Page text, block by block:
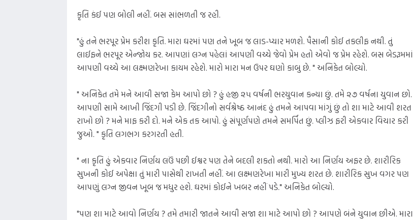
કૃતિ કંઈ પણ બોલી નહીં. બસ સાંભળતી જ રહી.
"હું તને ભરપૂર પ્રેમ કરીશ કૃતિ. મારા ઘરમાં પણ તને ખૂબ જ લાડ-પ્યાર મળશે. પૈસાની કોઈ તકલીફ નથી. તું
લાઈફને ભરપૂર એન્જોય કર. આપણાં લગ્ન પહેલાં આપણી વચ્ચે જેવો પ્રેમ હતો એવો જ પ્રેમ રહેશે. બસ બેડરૂમમાં
આપણી વચ્ચે આ લક્ષ્મણરેખા કાયમ રહેશે. મારો મારા મન ઉપર ઘણો કાબુ છે. " અનિકેત બોલ્યો.
" અનિકેત તમે મને આવી સજા કેમ આપો છો ? હું હજી ૨૫ વર્ષની ભરયુવાન કન્યા છું. તમે ૨૭ વર્ષના યુવાન છો.
આપણી સામે આખી જિંદગી પડી છે. જિંદગીનો સર્વશ્રેષ્ઠ આનંદ હું તમને આપવા માંગું છું તો શા માટે આવી શરત
રાખો છો ? મને માફ કરી દો. મને એક તક આપો. હું સંપૂર્ણપણે તમને સમર્પિત છું. પ્લીઝ ફરી એકવાર વિચાર કરી
જુઓ. " કૃતિ લગભગ કરગરતી હતી.
" ના કૃતિ હું એકવાર નિર્ણય લઉં પછી ઈશ્વર પણ તેને બદલી શકતો નથી. મારો આ નિર્ણય અફર છે. શારીરિક
સુખની કોઈ અપેક્ષા તું મારી પાસેથી રાખતી નહીં. આ લક્ષ્મણરેખા મારી મુખ્ય શરત છે. શારીરિક સુખ વગર પણ
આપણું લગ્ન જીવન ખૂબ જ મધુર હશે. ઘરમાં કોઈને ખબર નહીં પડે." અનિકેત બોલ્યો.
"પણ શા માટે આવો નિર્ણય ? તમે તમારી જાતને આવી સજા શા માટે આપો છો ? આપણે બંને યુવાન છીએ. મારા